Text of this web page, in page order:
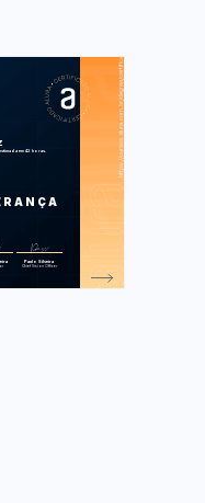
em 42 horas.
Paulo Silveira
Chief Vision Officer
CUR
SOS
aprendendo sobre a
de liderar pessoas
liderança: boas práticas
de tarefas: obtenha o
melhor do seu time